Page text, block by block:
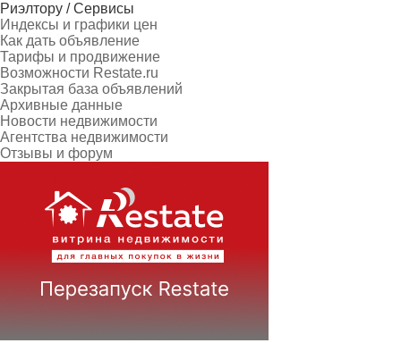
Риэлтору / Сервисы
Индексы и графики цен
Как дать объявление
Тарифы и продвижение
Возможности Restate.ru
Закрытая база объявлений
Архивные данные
Новости недвижимости
Агентства недвижимости
Отзывы и форум